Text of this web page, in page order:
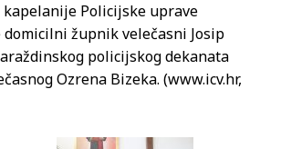
Policijske uprave
župnik velečasni Josip
policijskog dekanata
Ozrena Bizeka. (www.icv.hr,